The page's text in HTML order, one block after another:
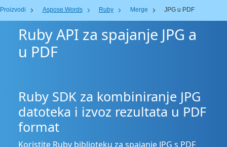
Proizvodi Aspose.Words Ruby Merge JPG u PDF
Ruby API za spajanje JPG a
u PDF
Ruby SDK za kombiniranje JPG
datoteka i izvoz rezultata u PDF
format
Koristite Ruby biblioteku za spajanje JPG s PDF